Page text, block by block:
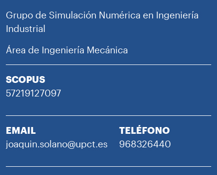
Grupo de Simulación Numérica en Ingeniería
Industrial
Área de Ingeniería Mecánica
SCOPUS
57219127097
EMAIL
joaquin.solano@upct.es
TELÉFONO
968326440